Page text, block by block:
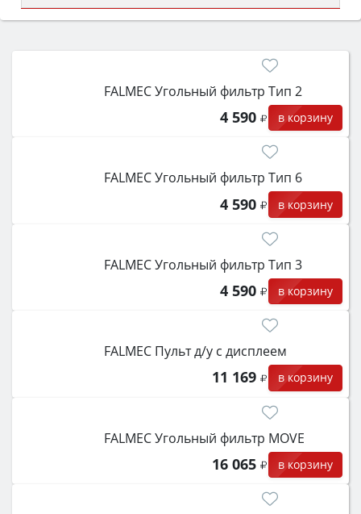
Сначала определитесь с типом (газовый или
затем смотрите на объём 50–70 л для семьи,
функции (конвекция, гриль, самоочистка,
FALMEC Угольный фильтр Тип 2
4 590 в корзину
FALMEC Угольный фильтр Тип 6
4 590 в корзину
FALMEC Угольный фильтр Тип 3
4 590 в корзину
FALMEC Пульт д/у с дисплеем
11 169 в корзину
FALMEC Угольный фильтр MOVE
16 065 в корзину